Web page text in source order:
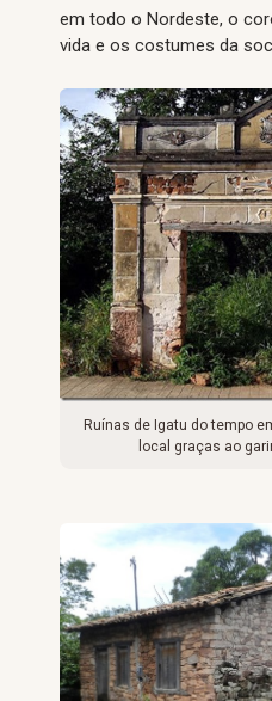
em todo o Nordeste, o
vida e os costumes da
Ruínas de Igatu do tempo
local graças ao